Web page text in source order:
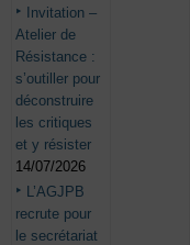
Invitation –
Atelier de
Résistance :
s’outiller pour
déconstruire
les critiques
et y résister
14/07/2026
L’AGJPB
recrute pour
le secrétariat